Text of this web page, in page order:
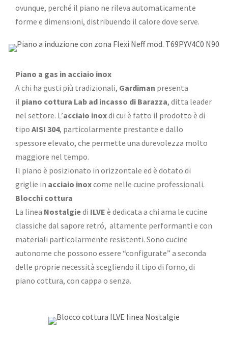
ovunque, perché il piano ne rileva automaticamente
forme e dimensioni, distribuendo il calore dove serve.
Piano a gas in acciaio inox
A chi ha gusti più tradizionali, Gardiman presenta
il piano cottura Lab ad incasso di Barazza, ditta leader
nel settore. L’acciaio inoxdi cui è fatto il prodotto è di
tipo AISI 304, particolarmente prestante e dallo
spessore elevato, che permette una durevolezza molto
maggiore nel tempo.
Il piano è posizionato in orizzontale ed è dotato di
griglie in acciaio inoxcome nelle cucine professionali.
Blocchi cottura
La linea Nostalgiedi ILVE è dedicata a chi ama le cucine
classiche dal sapore retró, altamente performanti e con
materiali particolarmente resistenti. Sono cucine
autonome che possono essere “configurate” a seconda
delle proprie necessità scegliendo il tipo di forno, di
piano cottura, con cappa o senza.